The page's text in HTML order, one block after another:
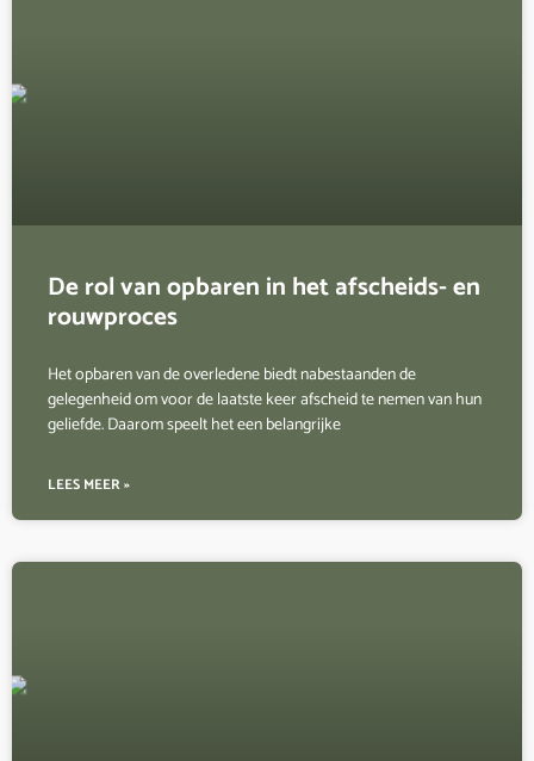
De rol van opbaren in het afscheids- en
rouwproces
Het opbaren van de overledene biedt nabestaanden de
gelegenheid om voor de laatste keer afscheid te nemen van hun
geliefde. Daarom speelt het een belangrijke
LEES MEER »